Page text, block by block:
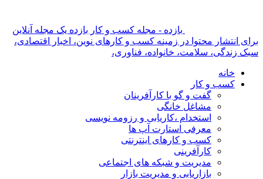
بازده - مجله کسب و کار بازده یک مجله آنلاین
برای انتشار محتوا در زمینه کسب و کارهای نوین، اخبار اقتصادی،
سبک زندگی، سلامت، خانواده، فناوری،
خانه
کسب و کار
گفت و گو با کارآفرینان
مشاغل خانگی
استخدام ،کاریابی و رزومه نویسی
معرفی استارت آپ ها
کسب و کارهای اینترنتی
کارآفرینی
مدیریت و شبکه های اجتماعی
بازاریابی و مدیریت بازار